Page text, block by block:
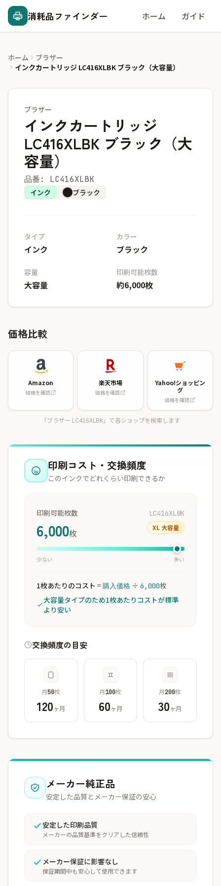
消耗品ファインダー ホーム ガイド
ホーム
ブラザー
インクカートリッジ LC416XLBK ブラック（大容量）
ブラザー
インクカートリッジ
LC416XLBK ブラック（大
容量）
品番: LC416XLBK
インク ブラック
タイプ
インク
カラー
ブラック
容量
大容量
印刷可能枚数
約6,000枚
価格比較
Amazon
価格を確認
楽天市場
価格を確認
Yahoo!ショッピン
グ
価格を確認
「ブラザー LC416XLBK」で各ショップを検索します
印刷コスト・交換頻度
このインクでどれくらい印刷できるか
印刷可能枚数
6,000枚
LC416XLBK
XL 大容量
少ない 多い
1枚あたりのコスト =購入価格 ÷ 6,000枚
大容量タイプのため1枚あたりコストが標準
より安い
交換頻度の目安
月50枚
120ヶ月
月100枚
60ヶ月
月200枚
30ヶ月
メーカー純正品
安定した品質とメーカー保証の安心
安定した印刷品質
メーカーの品質基準をクリアした信頼性
メーカー保証に影響なし
保証期間中も安心して使用できます